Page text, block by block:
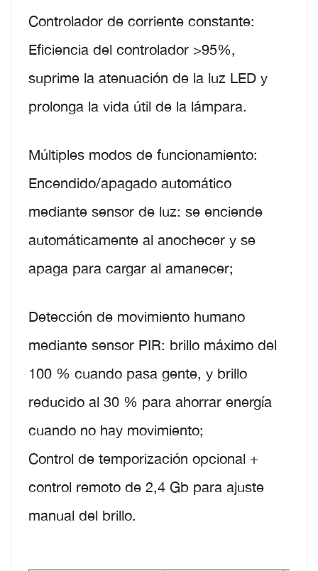
Controlador de corriente constante:
Eficiencia del controlador >95%,
suprime la atenuación de la luz LED y
prolonga la vida útil de la lámpara.
Múltiples modos de funcionamiento:
Encendido/apagado automático
mediante sensor de luz: se enciende
automáticamente al anochecer y se
apaga para cargar al amanecer;
Detección de movimiento humano
mediante sensor PIR: brillo máximo del
100 % cuando pasa gente, y brillo
reducido al 30 % para ahorrar energía
cuando no hay movimiento;
Control de temporización opcional +
control remoto de 2,4 Gb para ajuste
manual del brillo.